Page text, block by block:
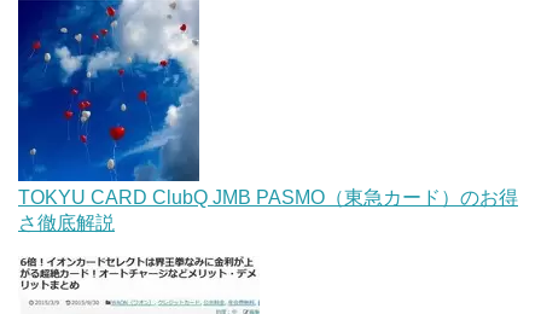
TOKYU CARD ClubQ JMB PASMO（東急カード）のお得
さ徹底解説